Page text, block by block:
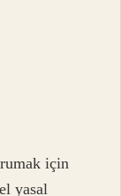
için
yasal